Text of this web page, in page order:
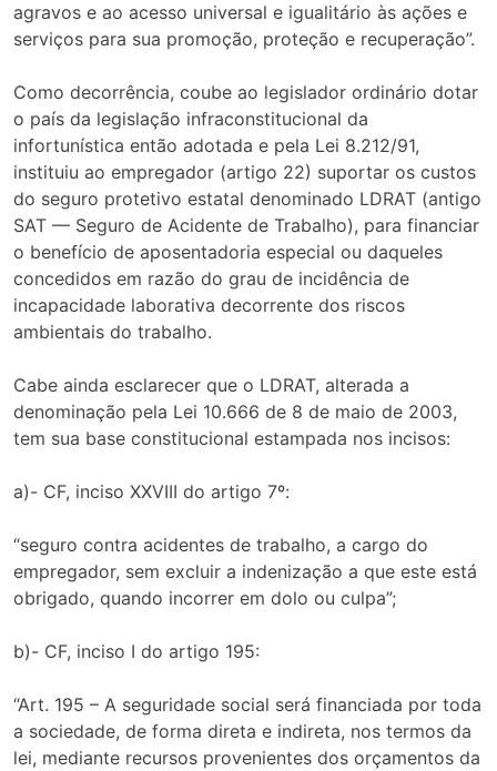
agravos e ao acesso universal e igualitário às ações e
serviços para sua promoção, proteção e recuperação”.
Como decorrência, coube ao legislador ordinário dotar
o país da legislação infraconstitucional da
infortunística então adotada e pela Lei 8.212/91,
instituiu ao empregador (artigo 22) suportar os custos
do seguro protetivo estatal denominado LDRAT (antigo
SAT — Seguro de Acidente de Trabalho), para financiar
o benefício de aposentadoria especial ou daqueles
concedidos em razão do grau de incidência de
incapacidade laborativa decorrente dos riscos
ambientais do trabalho.
Cabe ainda esclarecer que o LDRAT, alterada a
denominação pela Lei 10.666 de 8 de maio de 2003,
tem sua base constitucional estampada nos incisos:
a)- CF, inciso XXVIII do artigo 7º:
“seguro contra acidentes de trabalho, a cargo do
empregador, sem excluir a indenização a que este está
obrigado, quando incorrer em dolo ou culpa”;
b)- CF, inciso I do artigo 195:
“Art. 195 – A seguridade social será financiada por toda
a sociedade, de forma direta e indireta, nos termos da
lei, mediante recursos provenientes dos orçamentos da